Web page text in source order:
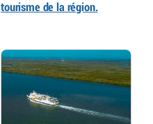
tourisme de la région.